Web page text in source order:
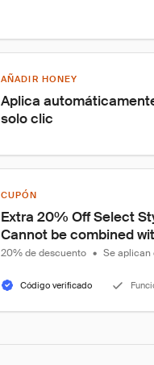
AÑADIR HONEY
Aplica
solo clic
CUPÓN
Extra 20% Off Select
Cannot be combined
20% de descuento • Se aplican
Código verificado